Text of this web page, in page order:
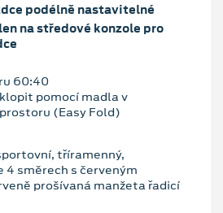
podélně nastavitelné
na středové konzole pro
60:40
pomocí madla v
(Easy Fold)
tříramenný,
směrech s červeným
prošívaná manžeta řadicí